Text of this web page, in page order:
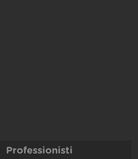
Professionisti